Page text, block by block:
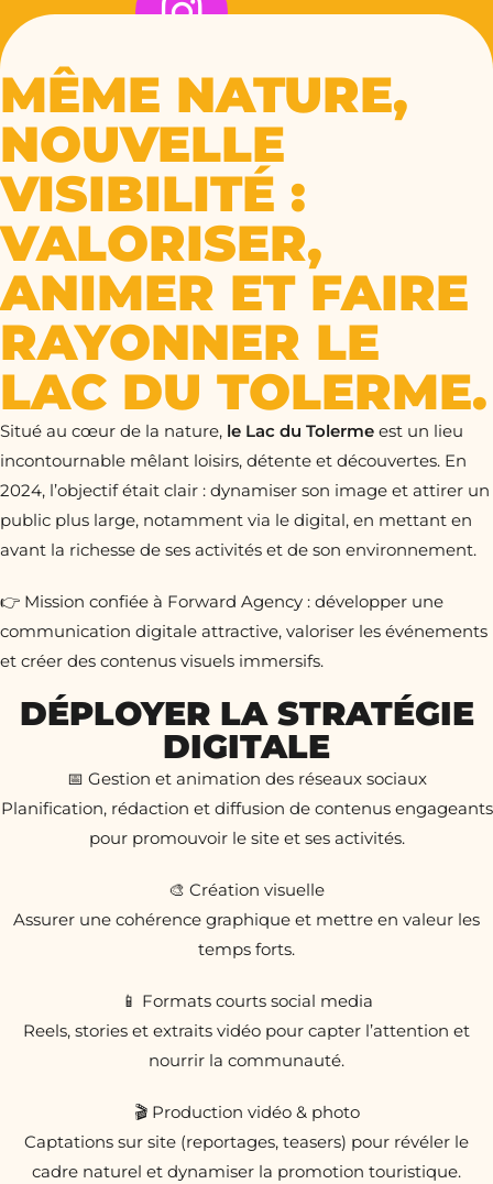
MÊME NATURE,
NOUVELLE
VISIBILITÉ :
VALORISER,
ANIMER ET FAIRE
RAYONNER LE
LAC DU TOLERME.
Situé au cœur de la nature, le Lac du Tolerme est un lieu
incontournable mêlant loisirs, détente et découvertes. En
2024, l’objectif était clair : dynamiser son image et attirer un
public plus large, notamment via le digital, en mettant en
avant la richesse de ses activités et de son environnement.
👉 Mission confiée à Forward Agency : développer une
communication digitale attractive, valoriser les événements
et créer des contenus visuels immersifs.
DÉPLOYER LA STRATÉGIE
DIGITALE
📅 Gestion et animation des réseaux sociaux
Planification, rédaction et diffusion de contenus engageants
pour promouvoir le site et ses activités.
🎨 Création visuelle
Assurer une cohérence graphique et mettre en valeur les
temps forts.
📱 Formats courts social media
Reels, stories et extraits vidéo pour capter l’attention et
nourrir la communauté.
🎬 Production vidéo & photo
Captations sur site (reportages, teasers) pour révéler le
cadre naturel et dynamiser la promotion touristique.